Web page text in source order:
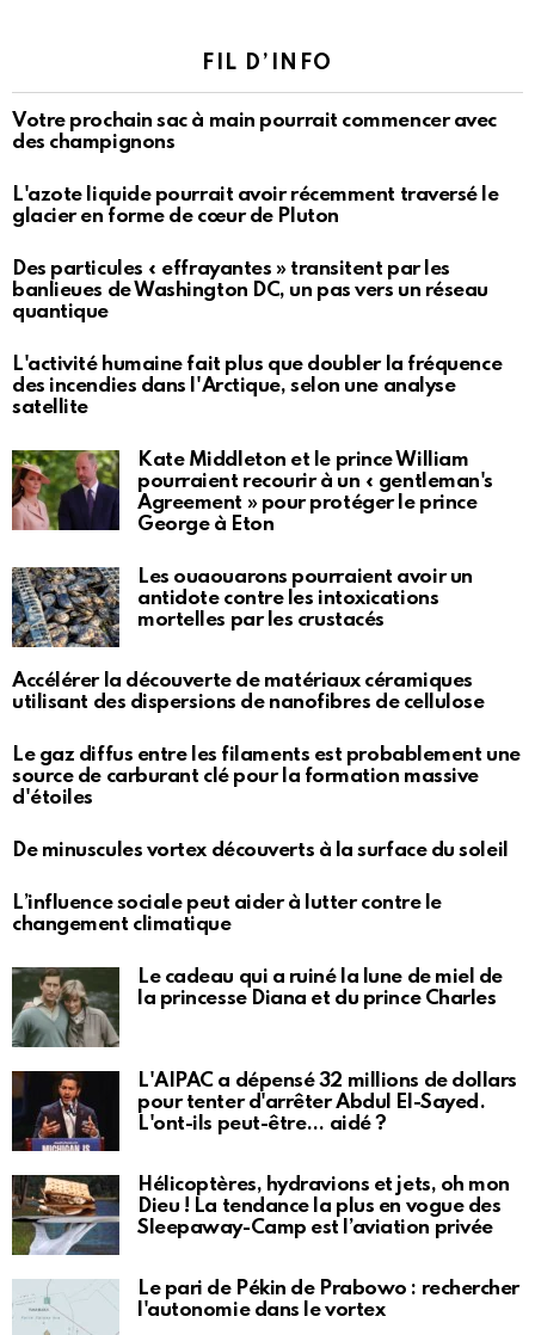
FIL D’INFO
Votre prochain sac à main pourrait commencer avec
des champignons
L'azote liquide pourrait avoir récemment traversé le
glacier en forme de cœur de Pluton
Des particules « effrayantes » transitent par les
banlieues de Washington DC, un pas vers un réseau
quantique
L'activité humaine fait plus que doubler la fréquence
des incendies dans l'Arctique, selon une analyse
satellite
Kate Middleton et le prince William
pourraient recourir à un « gentleman's
Agreement » pour protéger le prince
George à Eton
Les ouaouarons pourraient avoir un
antidote contre les intoxications
mortelles par les crustacés
Accélérer la découverte de matériaux céramiques
utilisant des dispersions de nanofibres de cellulose
Le gaz diffus entre les filaments est probablement une
source de carburant clé pour la formation massive
d'étoiles
De minuscules vortex découverts à la surface du soleil
L’influence sociale peut aider à lutter contre le
changement climatique
Le cadeau qui a ruiné la lune de miel de
la princesse Diana et du prince Charles
L'AIPAC a dépensé 32 millions de dollars
pour tenter d'arrêter Abdul El-Sayed.
L'ont-ils peut-être… aidé ?
Hélicoptères, hydravions et jets, oh mon
Dieu ! La tendance la plus en vogue des
Sleepaway-Camp est l’aviation privée
Le pari de Pékin de Prabowo : rechercher
l'autonomie dans le vortex